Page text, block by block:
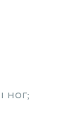
ног;